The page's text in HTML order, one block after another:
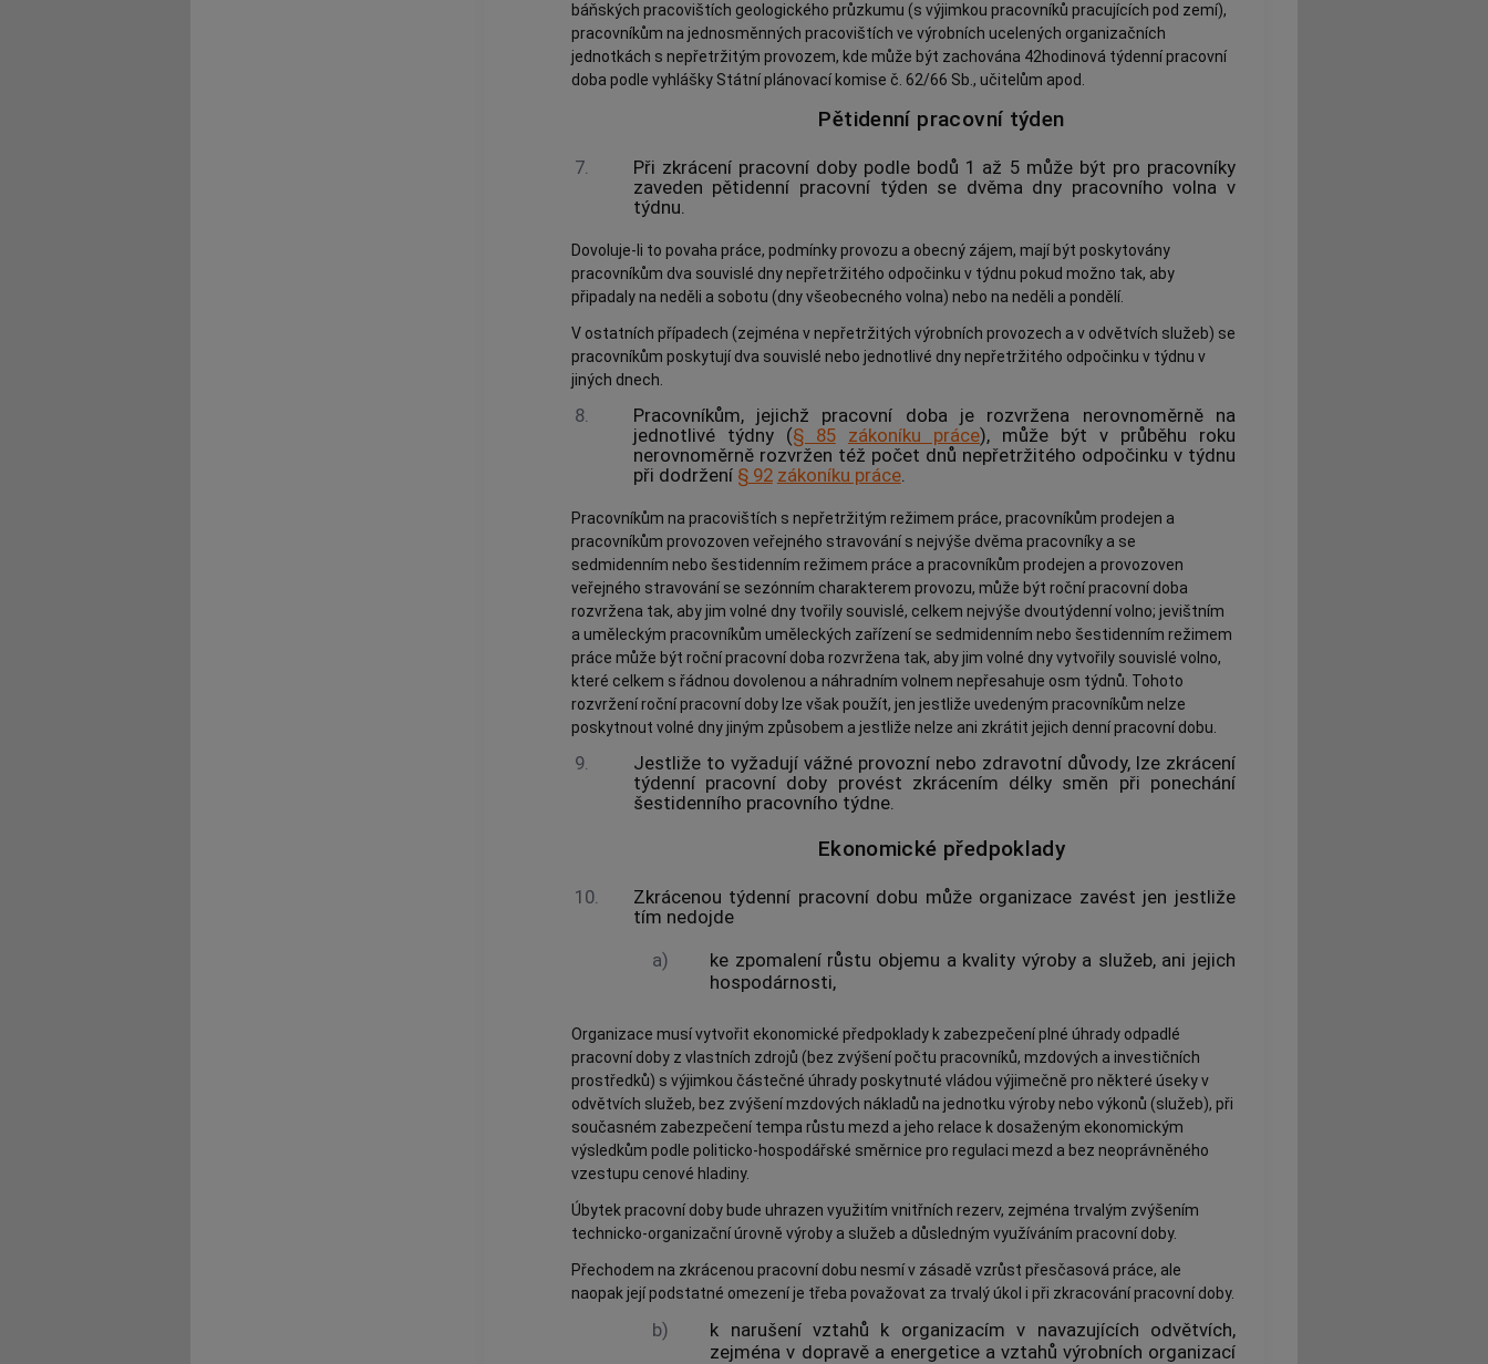
báňských pracovištích geologického průzkumu (s výjimkou pracovníků pracujících pod zemí),
pracovníkům na jednosměnných pracovištích ve výrobních ucelených organizačních
jednotkách s nepřetržitým provozem, kde může být zachována 42hodinová týdenní pracovní
doba podle vyhlášky Státní plánovací komise č. 62/66 Sb., učitelům apod.
Pětidenní pracovní týden
7.
Při zkrácení pracovní doby podle bodů 1 až 5 může být pro pracovníky
zaveden pětidenní pracovní týden se dvěma dny pracovního volna v
týdnu.
Dovoluje-li to povaha práce, podmínky provozu a obecný zájem, mají být poskytovány
pracovníkům dva souvislé dny nepřetržitého odpočinku v týdnu pokud možno tak, aby
připadaly na neděli a sobotu (dny všeobecného volna) nebo na neděli a pondělí.
V ostatních případech (zejména v nepřetržitých výrobních provozech a v odvětvích služeb) se
pracovníkům poskytují dva souvislé nebo jednotlivé dny nepřetržitého odpočinku v týdnu v
jiných dnech.
8.
Pracovníkům, jejichž pracovní doba je rozvržena nerovnoměrně na
jednotlivé týdny (§ 85 zákoníku práce), může být v průběhu roku
nerovnoměrně rozvržen též počet dnů nepřetržitého odpočinku v týdnu
při dodržení § 92 zákoníku práce.
Pracovníkům na pracovištích s nepřetržitým režimem práce, pracovníkům prodejen a
pracovníkům provozoven veřejného stravování s nejvýše dvěma pracovníky a se
sedmidenním nebo šestidenním režimem práce a pracovníkům prodejen a provozoven
veřejného stravování se sezónním charakterem provozu, může být roční pracovní doba
rozvržena tak, aby jim volné dny tvořily souvislé, celkem nejvýše dvoutýdenní volno; jevištním
a uměleckým pracovníkům uměleckých zařízení se sedmidenním nebo šestidenním režimem
práce může být roční pracovní doba rozvržena tak, aby jim volné dny vytvořily souvislé volno,
které celkem s řádnou dovolenou a náhradním volnem nepřesahuje osm týdnů. Tohoto
rozvržení roční pracovní doby lze však použít, jen jestliže uvedeným pracovníkům nelze
poskytnout volné dny jiným způsobem a jestliže nelze ani zkrátit jejich denní pracovní dobu.
9.
Jestliže to vyžadují vážné provozní nebo zdravotní důvody, lze zkrácení
týdenní pracovní doby provést zkrácením délky směn při ponechání
šestidenního pracovního týdne.
Ekonomické předpoklady
10.
Zkrácenou týdenní pracovní dobu může organizace zavést jen jestliže
tím nedojde
a)
ke zpomalení růstu objemu a kvality výroby a služeb, ani jejich
hospodárnosti,
Organizace musí vytvořit ekonomické předpoklady k zabezpečení plné úhrady odpadlé
pracovní doby z vlastních zdrojů (bez zvýšení počtu pracovníků, mzdových a investičních
prostředků) s výjimkou částečné úhrady poskytnuté vládou výjimečně pro některé úseky v
odvětvích služeb, bez zvýšení mzdových nákladů na jednotku výroby nebo výkonů (služeb), při
současném zabezpečení tempa růstu mezd a jeho relace k dosaženým ekonomickým
výsledkům podle politicko-hospodářské směrnice pro regulaci mezd a bez neoprávněného
vzestupu cenové hladiny.
Úbytek pracovní doby bude uhrazen využitím vnitřních rezerv, zejména trvalým zvýšením
technicko-organizační úrovně výroby a služeb a důsledným využíváním pracovní doby.
Přechodem na zkrácenou pracovní dobu nesmí v zásadě vzrůst přesčasová práce, ale
naopak její podstatné omezení je třeba považovat za trvalý úkol i při zkracování pracovní doby.
b)
k narušení vztahů k organizacím v navazujících odvětvích,
zejména v dopravě a energetice a vztahů výrobních organizací